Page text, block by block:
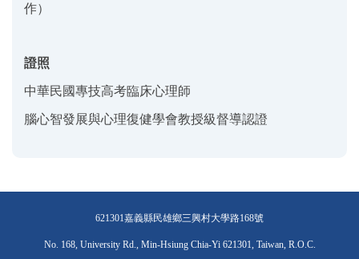
作）
證照
中華民國專技高考臨床心理師
腦心智發展與心理復健學會教授級督導認證
621301嘉義縣民雄鄉三興村大學路168號
No. 168, University Rd., Min-Hsiung Chia-Yi 621301, Taiwan, R.O.C.